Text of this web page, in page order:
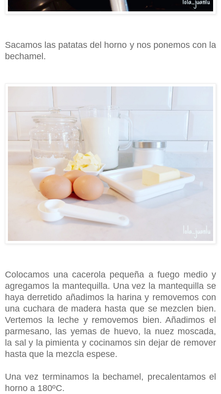
Sacamos las patatas del horno y nos ponemos con la
bechamel.
Colocamos una cacerola pequeña a fuego medio y
agregamos la mantequilla. Una vez la mantequilla se
haya derretido añadimos la harina y removemos con
una cuchara de madera hasta que se mezclen bien.
Vertemos la leche y removemos bien. Añadimos el
parmesano, las yemas de huevo, la nuez moscada,
la sal y la pimienta y cocinamos sin dejar de remover
hasta que la mezcla espese.
Una vez terminamos la bechamel, precalentamos el
horno a 180ºC.